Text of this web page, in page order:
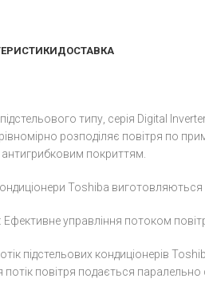
ДОСТАВКА
типу, серія Digital
розподіляє повітря по
антигрибковим покриттям.
Toshiba виготовляються в
Ефективне управління потоком
підстельових кондиціонерів
повітря подається паралельно